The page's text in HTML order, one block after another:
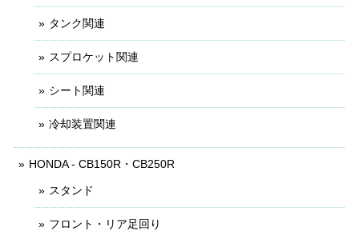
タンク関連
スプロケット関連
シート関連
冷却装置関連
HONDA - CB150R・CB250R
スタンド
フロント・リア足回り